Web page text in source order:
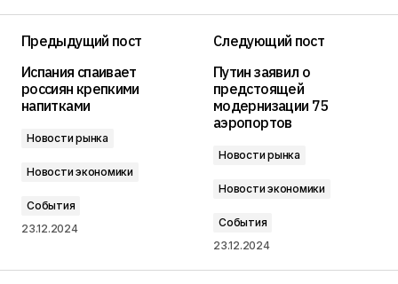
Предыдущий пост
Испания спаивает
россиян крепкими
напитками
Новости рынка
Новости экономики
События
23.12.2024
Следующий пост
Путин заявил о
предстоящей
модернизации 75
аэропортов
Новости рынка
Новости экономики
События
23.12.2024